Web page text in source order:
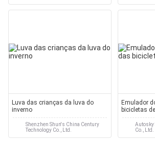
Luva das crianças da luva do
inverno
Shenzhen Shun's China Century
Technology Co., Ltd.
Emulador
bicicletas
Autosky
Co., Ltd.